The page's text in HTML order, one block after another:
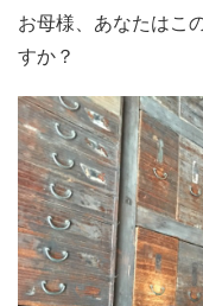
お母様、あなたはこ
すか？